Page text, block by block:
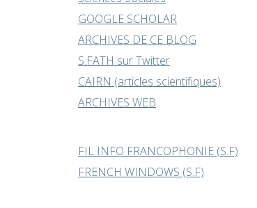
GOOGLE SCHOLAR
ARCHIVES DE CE BLOG
S.FATH sur Twitter
CAIRN (articles scientifiques)
ARCHIVES WEB
FIL INFO FRANCOPHONIE (S.F)
FRENCH WINDOWS (S.F)